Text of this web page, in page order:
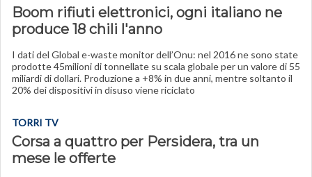
Boom rifiuti elettronici, ogni italiano ne
produce 18 chili l'anno
I dati del Global e-waste monitor dell’Onu: nel 2016 ne sono state
prodotte 45milioni di tonnellate su scala globale per un valore di 55
miliardi di dollari. Produzione a +8% in due anni, mentre soltanto il
20% dei dispositivi in disuso viene riciclato
TORRI TV
Corsa a quattro per Persidera, tra un
mese le offerte